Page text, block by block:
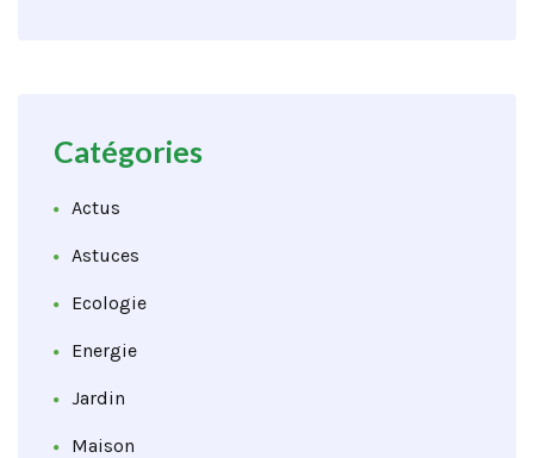
Catégories
Actus
Astuces
Ecologie
Energie
Jardin
Maison